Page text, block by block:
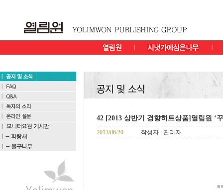
42 [2013 상반기 경향히트상품]열림원 ‘
2013/06/20 작성자 : 관리자